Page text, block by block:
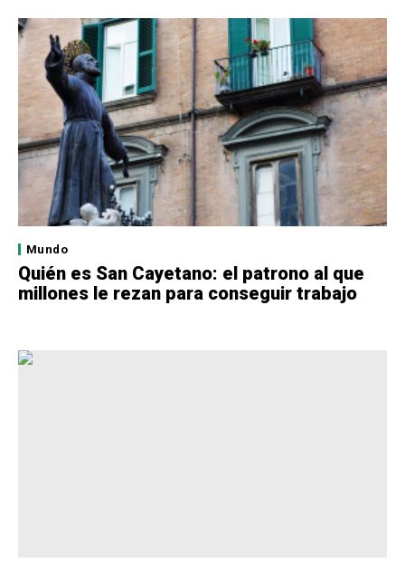
Mundo
Quién es San Cayetano: el patrono al que
millones le rezan para conseguir trabajo